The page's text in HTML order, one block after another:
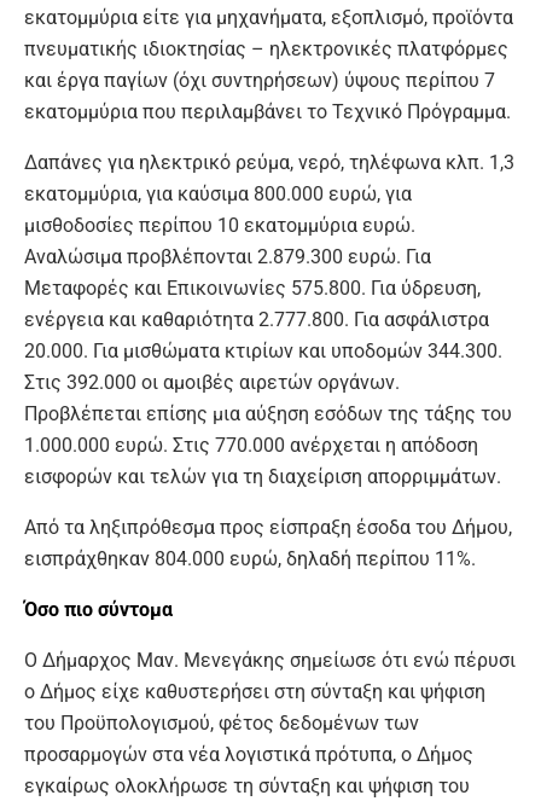
εκατομμύρια είτε για μηχανήματα, εξοπλισμό, προϊόντα
πνευματικής ιδιοκτησίας – ηλεκτρονικές πλατφόρμες
και έργα παγίων (όχι συντηρήσεων) ύψους περίπου 7
εκατομμύρια που περιλαμβάνει το Τεχνικό Πρόγραμμα.
Δαπάνες για ηλεκτρικό ρεύμα, νερό, τηλέφωνα κλπ. 1,3
εκατομμύρια, για καύσιμα 800.000 ευρώ, για
μισθοδοσίες περίπου 10 εκατομμύρια ευρώ.
Αναλώσιμα προβλέπονται 2.879.300 ευρώ. Για
Μεταφορές και Επικοινωνίες 575.800. Για ύδρευση,
ενέργεια και καθαριότητα 2.777.800. Για ασφάλιστρα
20.000. Για μισθώματα κτιρίων και υποδομών 344.300.
Στις 392.000 οι αμοιβές αιρετών οργάνων.
Προβλέπεται επίσης μια αύξηση εσόδων της τάξης του
1.000.000 ευρώ. Στις 770.000 ανέρχεται η απόδοση
εισφορών και τελών για τη διαχείριση απορριμμάτων.
Από τα ληξιπρόθεσμα προς είσπραξη έσοδα του Δήμου,
εισπράχθηκαν 804.000 ευρώ, δηλαδή περίπου 11%.
Όσο πιο σύντομα
Ο Δήμαρχος Μαν. Μενεγάκης σημείωσε ότι ενώ πέρυσι
ο Δήμος είχε καθυστερήσει στη σύνταξη και ψήφιση
του Προϋπολογισμού, φέτος δεδομένων των
προσαρμογών στα νέα λογιστικά πρότυπα, ο Δήμος
εγκαίρως ολοκλήρωσε τη σύνταξη και ψήφιση του